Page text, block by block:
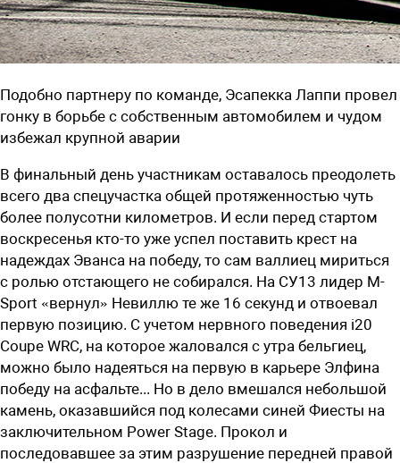
Подобно партнеру по команде, Эсапекка Лаппи провел
гонку в борьбе с собственным автомобилем и чудом
избежал крупной аварии
В финальный день участникам оставалось преодолеть
всего два спецучастка общей протяженностью чуть
более полусотни километров. И если перед стартом
воскресенья кто-то уже успел поставить крест на
надеждах Эванса на победу, то сам валлиец мириться
с ролью отстающего не собирался. На СУ13 лидер M-
Sport «вернул» Невиллю те же 16 секунд и отвоевал
первую позицию. С учетом нервного поведения i20
Coupe WRC, на которое жаловался с утра бельгиец,
можно было надеяться на первую в карьере Элфина
победу на асфальте... Но в дело вмешался небольшой
камень, оказавшийся под колесами синей Фиесты на
заключительном Power Stage. Прокол и
последовавшее за этим разрушение передней правой